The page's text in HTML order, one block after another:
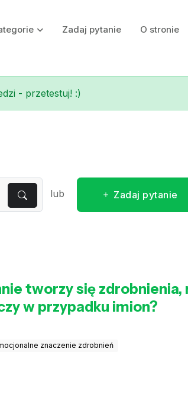
Zadaj pytanie O stronie
- przetestuj! :)
lub Zadaj pytanie
tworzy się zdrobnienia,
w przypadku imion?
znaczenie zdrobnień